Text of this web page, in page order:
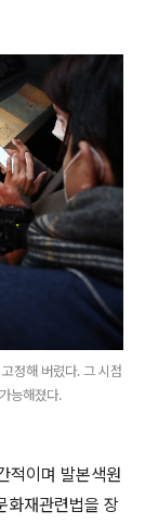
정해 버렸다. 그 시점
능해졌다.
적이며 발본색원
화재관련법을 장